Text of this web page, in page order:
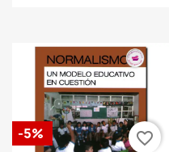
-5% favorite_border